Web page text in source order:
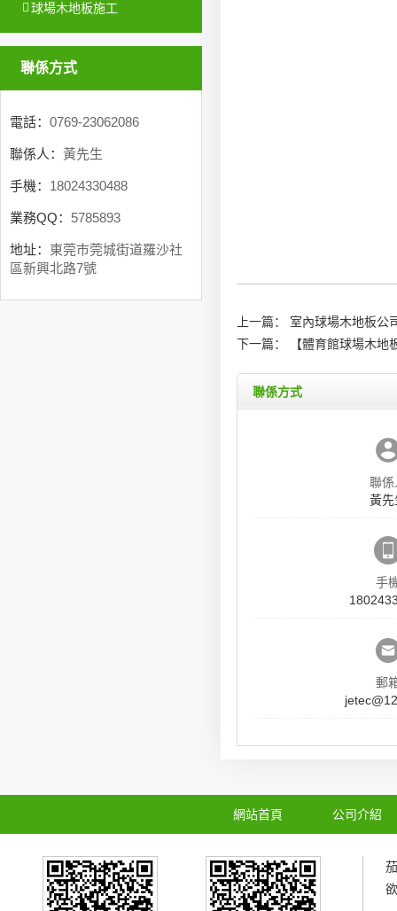
球場木地板施工
聯係方式
電話： 0769-23062086
聯係人： 黃先生
手機： 18024330488
業務QQ： 5785893
地址： 東莞市莞城街道羅沙社
區新興北路7號
上一篇：
室內球場木地板公
下一篇：
【體育館球場木
聯係方式
聯係
黃先
手
郵
網站首頁 公司介紹